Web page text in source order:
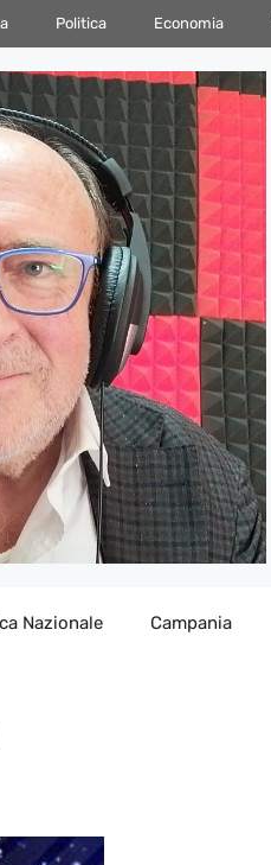
Politica Economia
Nazionale Campania